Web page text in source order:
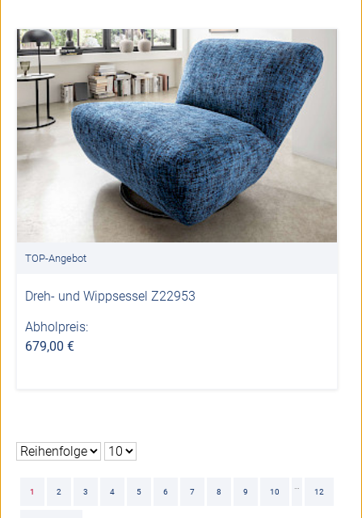
TOP-Angebot
Dreh- und Wippsessel Z22953
Abholpreis:
679,00 €
1 2 3 4 5 6 7 8 9 10 12